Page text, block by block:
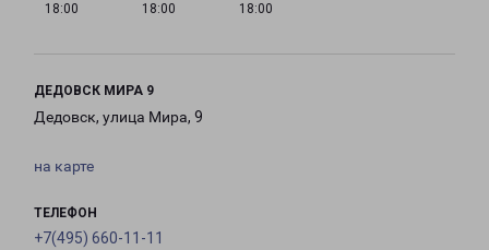
18:00
18:00
18:00
ДЕДОВСК МИРА 9
Дедовск, улица Мира, 9
на карте
ТЕЛЕФОН
+7(495) 660-11-11